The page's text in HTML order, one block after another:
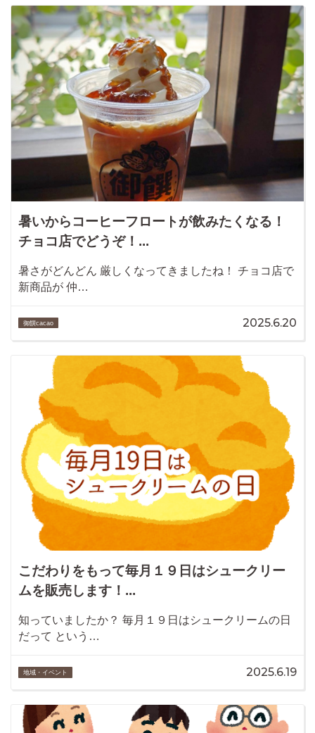
暑いからコーヒーフロートが飲みたくなる！
チョコ店でどうぞ！...
暑さがどんどん 厳しくなってきましたね！ チョコ店で
新商品が 仲…
御饌cacao 2025.6.20
こだわりをもって毎月１９日はシュークリー
ムを販売します！...
知っていましたか？ 毎月１９日はシュークリームの日
だって という…
地域・イベント 2025.6.19